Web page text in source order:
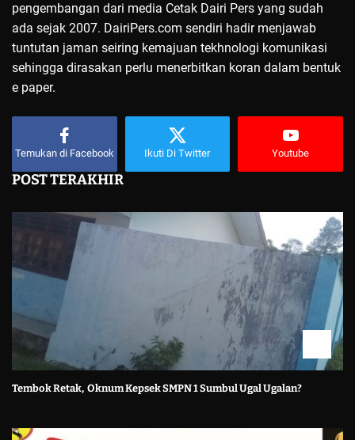
pengembangan dari media Cetak Dairi Pers yang sudah
ada sejak 2007. DairiPers.com sendiri hadir menjawab
tuntutan jaman seiring kemajuan tekhnologi komunikasi
sehingga dirasakan perlu menerbitkan koran dalam bentuk
e paper.
Temukan di Facebook Ikuti Di Twitter Youtube
POST TERAKHIR
Tembok Retak, Oknum Kepsek SMPN 1 Sumbul Ugal Ugalan?